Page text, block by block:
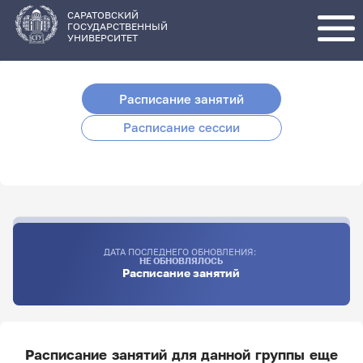
основному
содержанию
САРАТОВСКИЙ
ГОСУДАРСТВЕННЫЙ
УНИВЕРСИТЕТ
Расписание занятий
Расписание сессии
ДАТА ПОСЛЕДНЕГО ОБНОВЛЕНИЯ:
НЕ ОБНОВЛЯЛОСЬ
Расписание занятий
Расписание занятий для данной группы еще